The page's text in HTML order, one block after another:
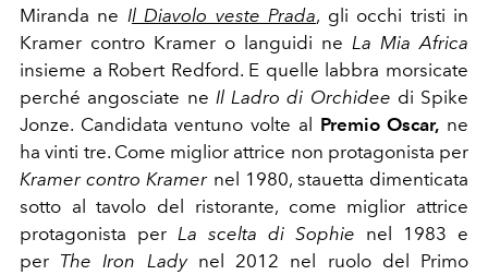
Miranda ne Il Diavolo veste Prada, gli occhi tristi in
Kramer contro Kramer o languidi ne La Mia Africa
insieme a Robert Redford. E quelle labbra morsicate
perché angosciate ne Il Ladro di Orchidee di Spike
Jonze. Candidata ventuno volte al Premio Oscar, ne
ha vinti tre. Come miglior attrice non protagonista per
Kramer contro Kramer nel 1980, stauetta dimenticata
sotto al tavolo del ristorante, come miglior attrice
protagonista per La scelta di Sophie nel 1983 e
per The Iron Ladynel 2012 nel ruolo del Primo